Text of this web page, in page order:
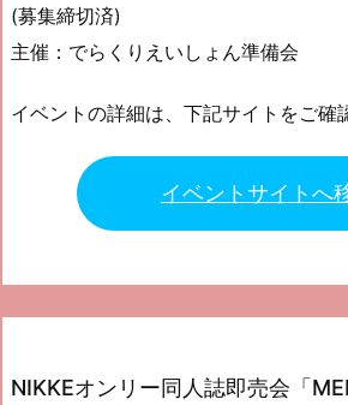
(募集締切済)
主催：でらくりえいしょん準備会
イベントの詳細は、下記サイトをご確
イベントサイトへ
NIKKEオンリー同人誌即売会「